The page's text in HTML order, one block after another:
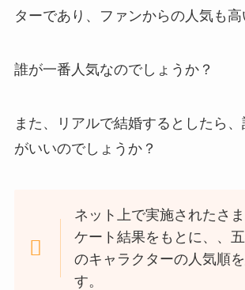
ターであり、ファンからの人気も高
誰が一番人気なのでしょうか？
また、リアルで結婚するとしたら
がいいのでしょうか？
ネット上で実施されたさ
ケート結果をもとに、、
のキャラクターの人気順
す。